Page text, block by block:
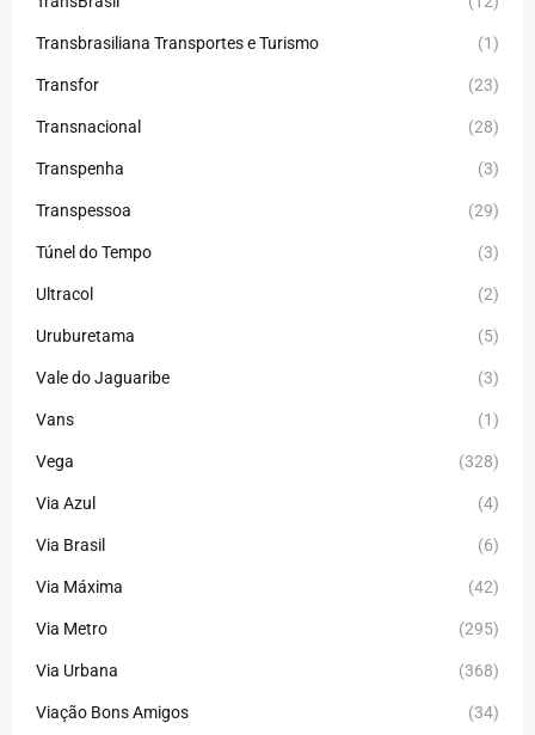
Transbrasiliana Transportes e Turismo (1)
Transfor (23)
Transnacional (28)
Transpenha (3)
Transpessoa (29)
Túnel do Tempo (3)
Ultracol (2)
Uruburetama (5)
Vale do Jaguaribe (3)
Vans (1)
Vega (328)
Via Azul (4)
Via Brasil (6)
Via Máxima (42)
Via Metro (295)
Via Urbana (368)
Viação Bons Amigos (34)